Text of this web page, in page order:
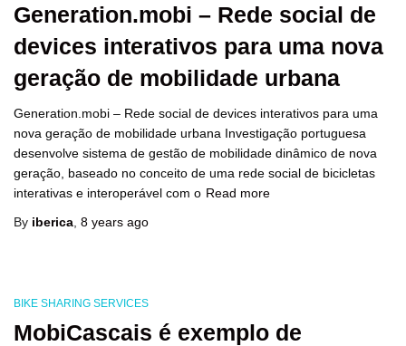
Generation.mobi – Rede social de
devices interativos para uma nova
geração de mobilidade urbana
Generation.mobi – Rede social de devices interativos para uma
nova geração de mobilidade urbana Investigação portuguesa
desenvolve sistema de gestão de mobilidade dinâmico de nova
geração, baseado no conceito de uma rede social de bicicletas
interativas e interoperável com o Read more
By iberica 8 years ago
BIKE SHARING SERVICES
MobiCascais é exemplo de